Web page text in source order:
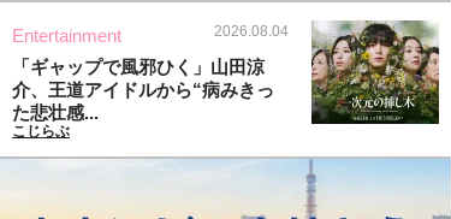
Entertainment 2026.08.04
「ギャップで風邪ひく」山田涼
介、王道アイドルから“病みきっ
た悲壮感...
こじらぶ